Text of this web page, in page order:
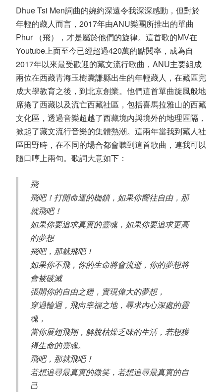
Dhue Tsi Men詞曲的婉約深遠令我深深感動，但對於
年輕的藏人而言，2017年由ANU樂團所推出的單曲
Phur （飛），才是屬於他們的旋律。這首歌的MV在
Youtube上面至今已經超過420萬的點閱率，成為自
2017年以來最受歡迎的藏文流行歌曲，ANU主要組成
兩位在西藏青海玉樹囊謙縣出生的年輕藏人，在藏區完
成大學教育之後，到北京創業。他們這首單曲旋風般地
席捲了西藏以及流亡西藏社區，包括喜馬拉雅山的西藏
文化區，透過音樂超越了西藏境內與境外的地理區隔，
掀起了藏文流行音樂的集體熱潮。這兩年當我到藏人社
區田野時，在不同的場合都會聽到這首歌曲，連我可以
隨口哼上兩句。歌詞大意如下：
飛
飛吧！打開命運的枷鎖，如果你嚮往自由，那
就飛吧！
如果你要追求真實的靈魂，如果你要追求更高
的夢想
飛吧，那就飛吧！
如果你不飛，你的生命將會流逝，你的夢想將
會被破滅
張開你的自由之翅，實現偉大的夢想，
穿過輪迴，飛向幸福之地，尋求內心深處的靈
魂，
當你展翅飛翔，解脫枯燥乏味的生活，若想獲
得生命的靈魂。
飛吧，那就飛吧！
若想追尋最真實的微笑，若想追尋最真實的自
己